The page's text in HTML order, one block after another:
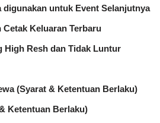
digunakan untuk Event Selanjutnya
Keluaran Terbaru
High Resh dan Tidak Luntur
(Syarat & Ketentuan Berlaku)
Ketentuan Berlaku)